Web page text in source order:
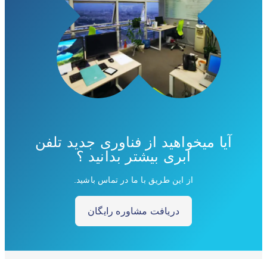
آیا میخواهید از فناوری جدید تلفن
ابری بیشتر بدانید ؟
از این طریق با ما در تماس باشید.
دریافت مشاوره رایگان